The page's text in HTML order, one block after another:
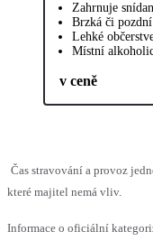
Zahrnuje
Brzká či
Lehké
Místní
v ceně
Čas stravování a provoz
které majitel nemá vliv.
Informace o oficiální